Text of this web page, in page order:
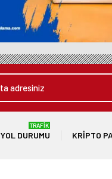
YOL DURUMU
TRAFİK
KRIPTO